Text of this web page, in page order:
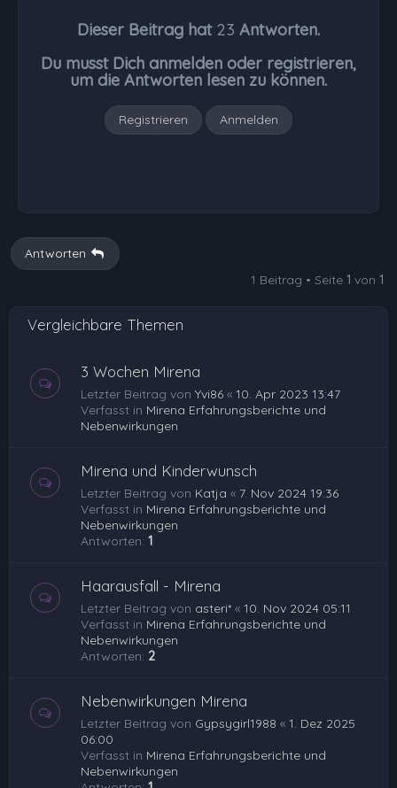
Dieser Beitrag hat 23 Antworten.
Du musst Dich anmelden oder registrieren,
um die Antworten lesen zu können.
Registrieren Anmelden
Antworten
1 Beitrag • Seite 1 von 1
Vergleichbare Themen
3 Wochen Mirena
Letzter Beitrag von Yvi86 « 10. Apr 2023 13:47
Verfasst in Mirena Erfahrungsberichte und
Nebenwirkungen
Mirena und Kinderwunsch
Letzter Beitrag von Katja « 7. Nov 2024 19:36
Verfasst in Mirena Erfahrungsberichte und
Nebenwirkungen
Antworten: 1
Haarausfall - Mirena
Letzter Beitrag von asteri* « 10. Nov 2024 05:11
Verfasst in Mirena Erfahrungsberichte und
Nebenwirkungen
Antworten: 2
Nebenwirkungen Mirena
Letzter Beitrag von Gypsygirl1988 « 1. Dez 2025
06:00
Verfasst in Mirena Erfahrungsberichte und
Nebenwirkungen